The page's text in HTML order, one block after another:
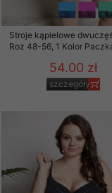
Stroje kąpielowe
Roz 48-56, 1 Kolor
54.00 zł
szczegóły